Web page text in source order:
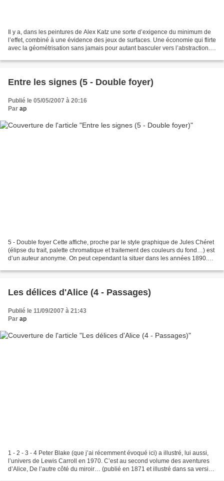
Il y a, dans les peintures de Alex Katz une sorte d’exigence du minimum de
l’effet, combiné à une évidence des jeux de surfaces. Une économie qui flirte
avec la géométrisation sans jamais pour autant basculer vers l’abstraction. /
Entre les signes (5 - Double foyer)
Publié le 05/05/2007 à 20:16
Par ap
5 - Double foyer Cette affiche, proche par le style graphique de Jules Chéret
(élipse du trait, palette chromatique et traitement des couleurs du fond…) est
d’un auteur anonyme. On peut cependant la situer dans les années 1890.
Les délices d'Alice (4 - Passages)
Publié le 11/09/2007 à 21:43
Par ap
1 - 2 - 3 - 4 Peter Blake (que j’ai récemment évoqué ici) a illustré, lui aussi,
l’univers de Lewis Carroll en 1970. C’est au second volume des aventures
d’Alice, De l’autre côté du miroir… (publié en 1871 et illustré dans sa version